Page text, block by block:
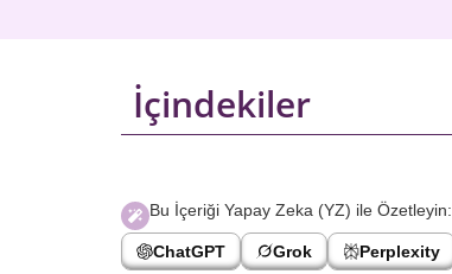
İçindekiler
Bu İçeriği Yapay Zeka (YZ) ile Özetleyin:
ChatGPT Grok Perplexity